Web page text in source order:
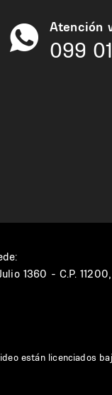
Atención
099
1360 - C.P.
están licenciados